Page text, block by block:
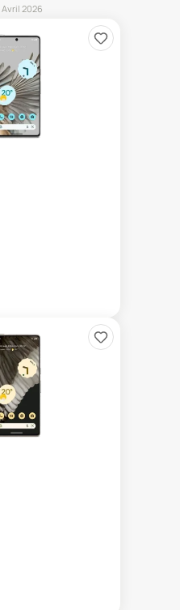
Avril 2026